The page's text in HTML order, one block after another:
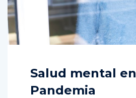
Salud mental en
Pandemia